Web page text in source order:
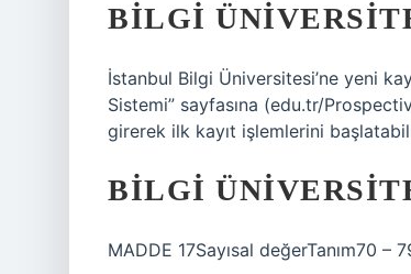
BİLGİ
İstanbul Bilgi Üniversitesi’ne yeni
Sistemi” sayfasına (edu.tr/
girerek ilk kayıt işlemlerini
BİLGİ
MADDE 17Sayısal değerTanım70 –